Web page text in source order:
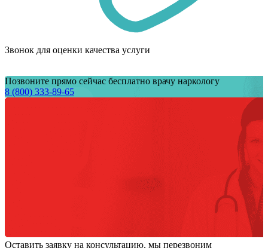
Звонок для оценки качества услуги
Позвоните прямо сейчас бесплатно врачу наркологу
8 (800) 333-89-65
Оставить заявку на консультацию, мы перезвоним